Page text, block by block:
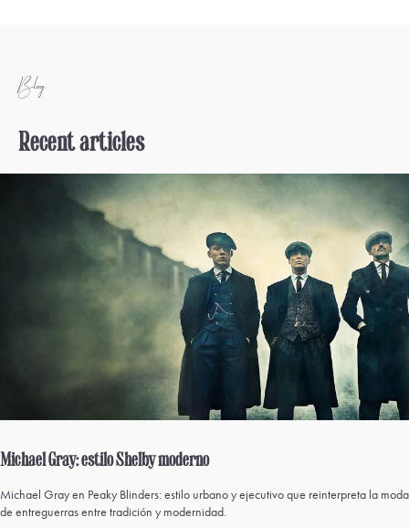
Blog
Recent articles
Michael Gray: estilo Shelby moderno
Michael Gray en Peaky Blinders: estilo urbano y ejecutivo que reinterpreta la moda
de entreguerras entre tradición y modernidad.